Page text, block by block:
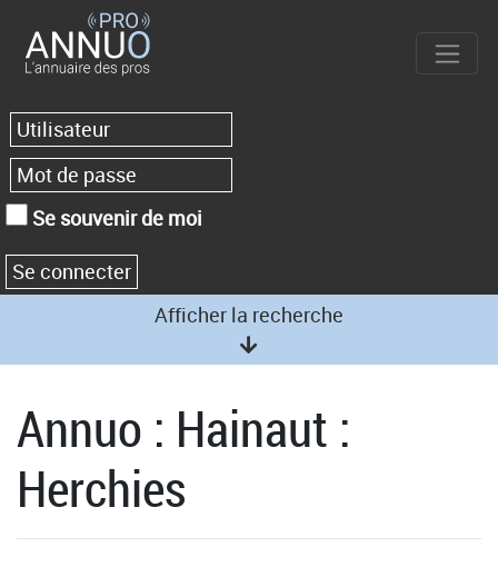
Se souvenir de moi
Afficher la recherche
Annuo : Hainaut :
Herchies